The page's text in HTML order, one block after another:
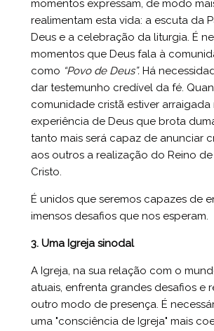
momentos expressam, de modo
realimentam esta vida: a escuta da
Deus e a celebração da liturgia. É
momentos que Deus fala à
como “Povo de Deus”.Há
dar testemunho credível da fé.
comunidade cristã estiver arraigada
experiência de Deus que brota
tanto mais será capaz de anunciar
aos outros a realização do Reino de
Cristo.
É unidos que seremos capazes de
imensos desafios que nos esperam.
3. Uma Igreja sinodal
A Igreja, na sua relação com o
atuais, enfrenta grandes desafios e
outro modo de presença. É
uma "consciência de Igreja" mais